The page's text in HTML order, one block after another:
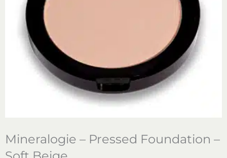
Mineralogie – Pressed Foundation –